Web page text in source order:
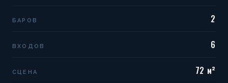
БАРОВ 2
ВХОДОВ 6
СЦЕНА 72 м²